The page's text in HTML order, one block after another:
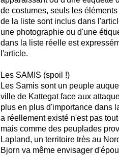
de costumes, seuls les
de la liste sont inclus dans
une photographie ou d'une
dans la liste réelle est
l'article.
Les SAMIS (spoil !)
Les Samis sont un peuple
ville de Kattegat face aux
plus en plus d'importance dans
a réellement existé n'est pas
mais comme des peuplades
Lapland, un territoire très au
Bjorn va même envisager